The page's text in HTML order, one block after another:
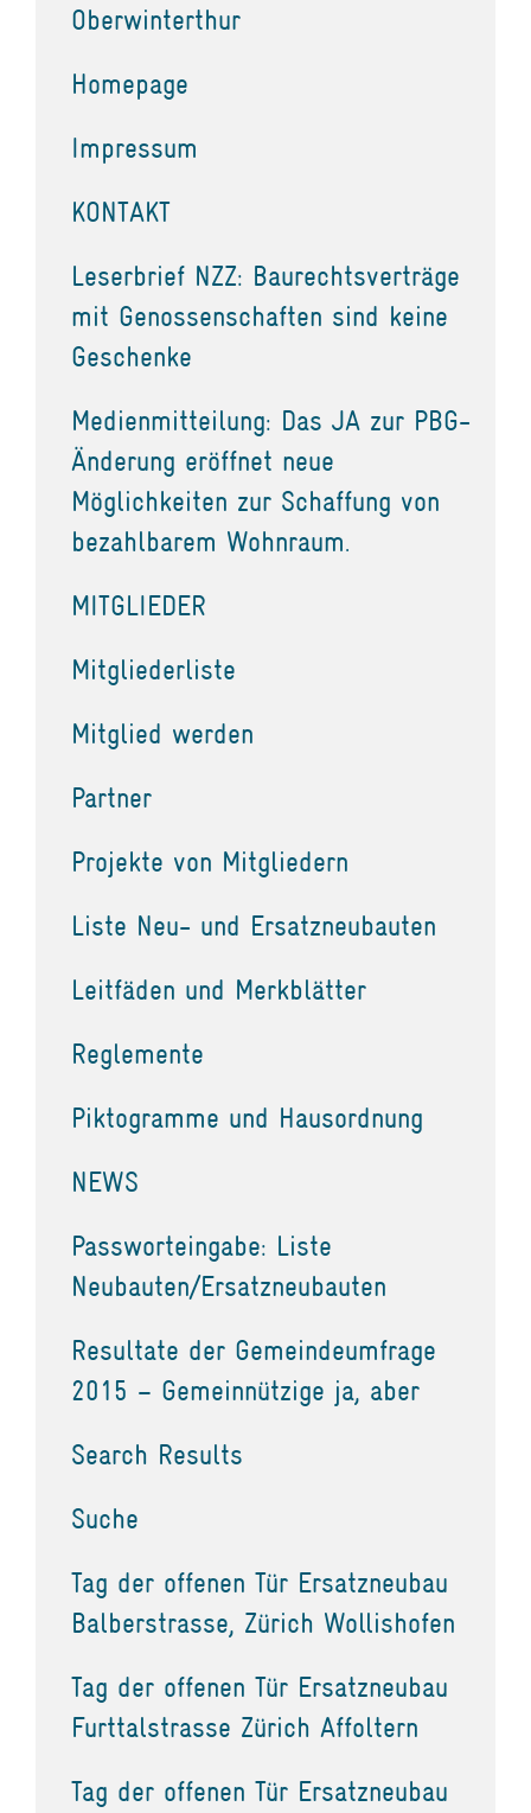
Oberwinterthur
Homepage
Impressum
KONTAKT
Leserbrief NZZ: Baurechtsverträge
mit Genossenschaften sind keine
Geschenke
Medienmitteilung: Das JA zur PBG-
Änderung eröffnet neue
Möglichkeiten zur Schaffung von
bezahlbarem Wohnraum.
MITGLIEDER
Mitgliederliste
Mitglied werden
Partner
Projekte von Mitgliedern
Liste Neu- und Ersatzneubauten
Leitfäden und Merkblätter
Reglemente
Piktogramme und Hausordnung
NEWS
Passworteingabe: Liste
Neubauten/Ersatzneubauten
Resultate der Gemeindeumfrage
2015 – Gemeinnützige ja, aber
Search Results
Suche
Tag der offenen Tür Ersatzneubau
Balberstrasse, Zürich Wollishofen
Tag der offenen Tür Ersatzneubau
Furttalstrasse Zürich Affoltern
Tag der offenen Tür Ersatzneubau